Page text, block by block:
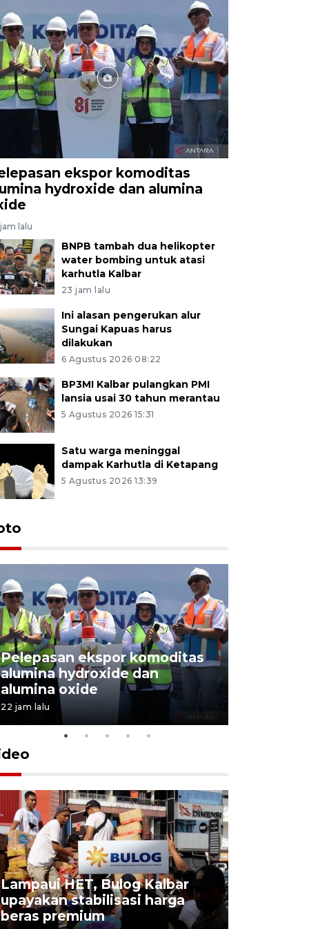
ekspor komoditas
hydroxide dan alumina
lalu
BNPB tambah dua helikopter
water bombing untuk atasi
karhutla Kalbar
23 jam lalu
Ini alasan pengerukan alur
Sungai Kapuas harus
dilakukan
6 Agustus 2026 08:22
BP3MI Kalbar pulangkan PMI
lansia usai 30 tahun merantau
5 Agustus 2026 15:31
Satu warga meninggal
dampak Karhutla di Ketapang
5 Agustus 2026 13:39
Pelepasan ekspor komoditas
alumina hydroxide dan
alumina oxide
22 jam lalu
Lampaui HET, Bulog Kalbar
upayakan stabilisasi harga
beras premium